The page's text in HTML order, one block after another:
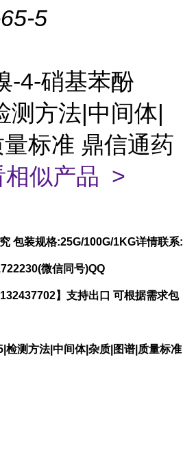
5
-4-硝基苯酚
测方法|中间体|
标准 鼎信通药
相似产品 >
包装规格:25G/100G/1KG详情联系:
微信同号)QQ
】支持出口 可根据需求包
检测方法|中间体|杂质|图谱|质量标准